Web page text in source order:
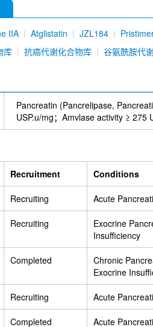
IIA Atglistatin JZL184
库 抗癌代谢化合物库 谷氨酰胺代
Pancreatin (Pancrelipase,
USP.u/mg；Amvlase activity ≥ 275
Recruitment Conditions
Recruiting Acute
Recruiting
Exocrine
Insufficiency
Completed
Chronic
Exocrine
Recruiting Acute
Completed
Acute